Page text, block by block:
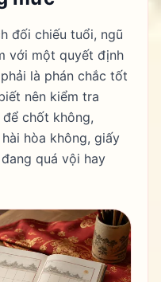
đối chiếu tuổi, ngũ
với một quyết định
là phán chắc tốt
nên kiểm tra
chốt không,
hòa không, giấy
quá vội hay